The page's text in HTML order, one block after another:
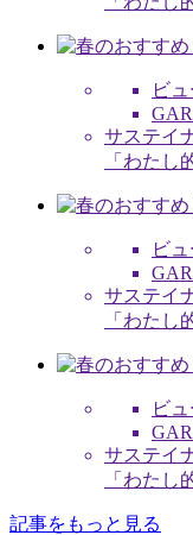
ビ
サステイ
「わたし
ビ
サステイ
「わたし
ビ
サステイ
「わたし
記事をもっと見る